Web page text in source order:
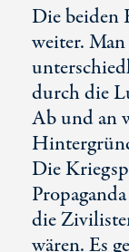
Die beiden
weiter.
durch die
Ab und an
Die
die
wären. Es